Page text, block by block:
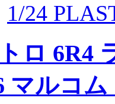
1/24
ロ 6R4
マルコ